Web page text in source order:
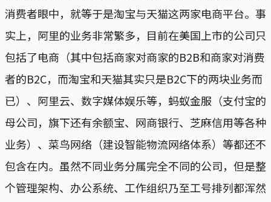
消费者眼中，就等于是淘宝与天猫这两家电商平台。事
实上，阿里的业务非常繁多，目前在美国上市的公司只
包括了电商（其中包括商家对商家的B2B和商家对消费
者的B2C，而淘宝和天猫其实只是B2C下的两块业务而
已）、阿里云、数字媒体娱乐等，蚂蚁金服（支付宝的
母公司，旗下还有余额宝、网商银行、芝麻信用等各种
业务）、菜鸟网络（建设智能物流网络体系）等都还不
包含在内。虽然不同业务分属完全不同的公司，但是整
个管理架构、办公系统、工作组织乃至工号排列都浑然